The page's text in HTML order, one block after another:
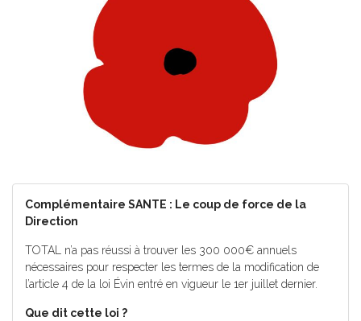
Complémentaire SANTE : Le coup de force de la
Direction
TOTAL n’a pas réussi à trouver les 300 000€ annuels
nécessaires pour respecter les termes de la modification de
l’article 4 de la loi Évin entré en vigueur le 1er juillet dernier.
Que dit cette loi ?